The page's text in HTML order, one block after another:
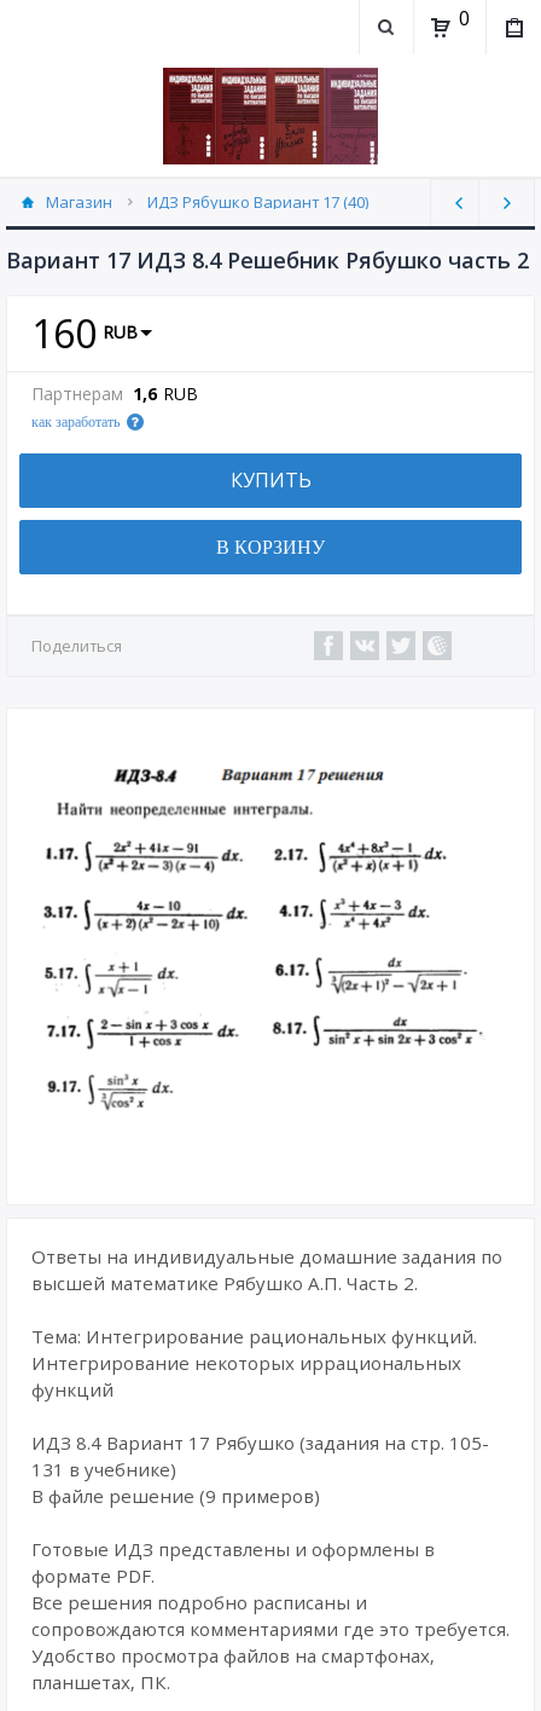
0
Магазин ИДЗ Рябушко Вариант 17 (40)
Вариант 17 ИДЗ 8.4 Решебник Рябушко часть 2
160 RUB
Партнерам 1,6 RUB
как заработать
КУПИТЬ
В КОРЗИНУ
Поделиться
Ответы на индивидуальные домашние задания по
высшей математике Рябушко А.П. Часть 2.
Тема: Интегрирование рациональных функций.
Интегрирование некоторых иррациональных
функций
ИДЗ 8.4 Вариант 17 Рябушко (задания на стр. 105-
131 в учебнике)
В файле решение (9 примеров)
Готовые ИДЗ представлены и оформлены в
формате PDF.
Все решения подробно расписаны и
сопровождаются комментариями где это требуется.
Удобство просмотра файлов на смартфонах,
планшетах, ПК.